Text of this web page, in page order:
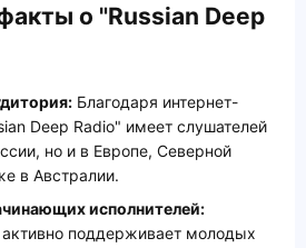
о "Russian Deep
Благодаря интернет-
Deep Radio" имеет слушателей
но и в Европе, Северной
в Австралии.
исполнителей:
поддерживает молодых